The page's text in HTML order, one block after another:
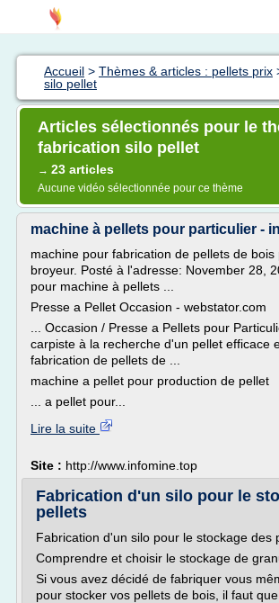
Accueil > Thèmes & articles : pellets prix
silo pellet
Articles sélectionnés pour le
fabrication silo pellet
→ 23 articles
Aucune vidéo sélectionnée pour ce thème
machine à pellets pour particulier -
machine pour fabrication de pellets de
broyeur. Posté à l'adresse: November 28,
pour machine à pellets ...
Presse a Pellet Occasion - webstator.com
... Occasion / Presse a Pellets pour
carpiste à la recherche d'un pellet efficace
fabrication de pellets de ...
machine a pellet pour production de pellet
... a pellet pour...
Lire la suite
Site : http://www.infomine.top
Fabrication d'un silo pour le
pellets
Fabrication d'un silo pour le stockage des
Comprendre et choisir le stockage de
Si vous avez décidé de fabriquer vous
pour stocker vos pellets de bois, il faut